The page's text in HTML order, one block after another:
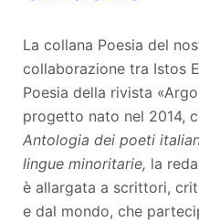
La collana Poesia del
collaborazione tra Istos
Poesia della rivista
progetto nato nel 2014,
Antologia dei poeti
lingue minoritarie, la
è allargata a scrittori,
e dal mondo, che